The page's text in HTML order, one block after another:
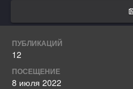
ПУБЛИКАЦИЙ
12
ПОСЕЩЕНИЕ
8 июля 2022